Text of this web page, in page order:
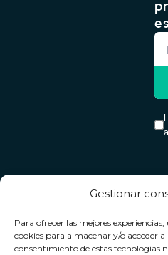
Gestionar
Para ofrecer las mejores
cookies para almacenar y/o acceder
consentimiento de estas tecnologías
Contacto
Contacto
Términos y
condiciones